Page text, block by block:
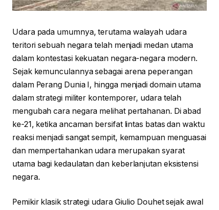
Udara pada umumnya, terutama walayah udara
teritori sebuah negara telah menjadi medan utama
dalam kontestasi kekuatan negara-negara modern.
Sejak kemunculannya sebagai arena peperangan
dalam Perang Dunia I, hingga menjadi domain utama
dalam strategi militer kontemporer, udara telah
mengubah cara negara melihat pertahanan. Di abad
ke-21, ketika ancaman bersifat lintas batas dan waktu
reaksi menjadi sangat sempit, kemampuan menguasai
dan mempertahankan udara merupakan syarat
utama bagi kedaulatan dan keberlanjutan eksistensi
negara.
Pemikir klasik strategi udara Giulio Douhet sejak awal